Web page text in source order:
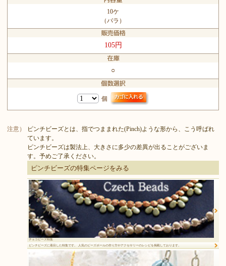
10ケ
（バラ）
105円
○
個
注意）
ピンチビーズとは、指でつままれた(Pinch)ような形から、こう呼ばれ
ています。
ピンチビーズは製法上、大きさに多少の差異が出ることがございま
す。予めご了承ください。
ピンチビーズの特集ページをみる
チェコビーズ特集
ピンチビーズに着目した特集です。 人気のビーズボールの作り方やアクセサリーのレシピを掲載しております。